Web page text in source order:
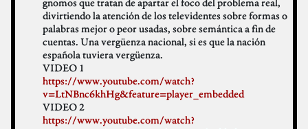
divirtiendo la atención de los televidentes sobre formas o
palabras mejor o peor usadas, sobre semántica a fin de
cuentas. Una vergüenza nacional, si es que la nación
española tuviera vergüenza.
VIDEO 1
https://www.youtube.com/watch?
v=LtNBnc6khHg&feature=player_embedded
VIDEO 2
https://www.youtube.com/watch?